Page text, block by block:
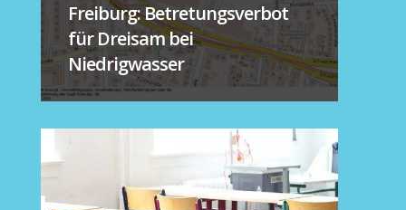
Freiburg: Betretungsverbot
für Dreisam bei
Niedrigwasser